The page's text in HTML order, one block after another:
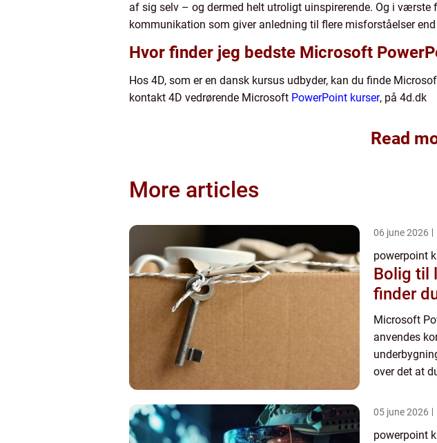
af sig selv – og dermed helt utroligt uinspirerende. Og i
kommunikation som giver anledning til flere misforståelser
Hvor finder jeg bedste Microsoft
Hos 4D, som er en dansk kursus udbyder, kan du finde
kontakt 4D vedrørende Microsoft PowerPoint kurser, på 4d.dk
Read
More articles
06 june 2026
powerpoint
Bolig til
finder
Microsoft
anvendes
over det at
PowerPoint
05 june 2026
powerpoint